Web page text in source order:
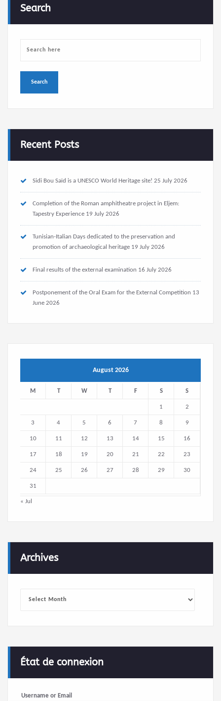
Search
Recent Posts
Sidi Bou Saïd is a UNESCO World Heritage site! 25 July 2026
Completion of the Roman amphitheatre project in Eljem:
Tapestry Experience 19 July 2026
Tunisian-Italian Days dedicated to the preservation and
promotion of archaeological heritage 19 July 2026
Final results of the external examination 16 July 2026
Postponement of the Oral Exam for the External Competition 13
June 2026
August 2026
M T W T F S S
1 2
3 4 5 6 7 8 9
10 11 12 13 14 15 16
17 18 19 20 21 22 23
24 25 26 27 28 29 30
31
« Jul
Archives
État de connexion
Username or Email